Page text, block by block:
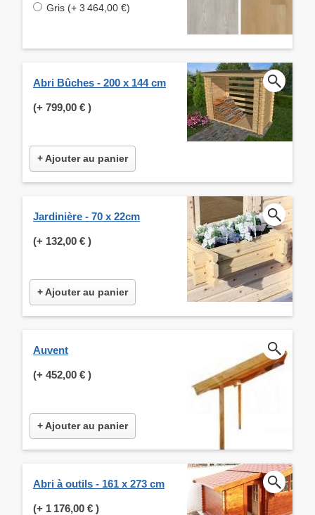
Gris (+ 3 464,00 €)
Abri Bûches - 200 x 144 cm
(+ 799,00 € )
+ Ajouter au panier
Jardinière - 70 x 22cm
(+ 132,00 € )
+ Ajouter au panier
Auvent
(+ 452,00 € )
+ Ajouter au panier
Abri à outils - 161 x 273 cm
(+ 1 176,00 € )